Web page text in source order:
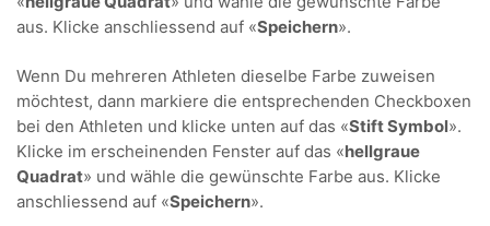
aus. Klicke anschliessend auf «Speichern».
Wenn Du mehreren Athleten dieselbe Farbe zuweisen
möchtest, dann markiere die entsprechenden Checkboxen
bei den Athleten und klicke unten auf das «Stift Symbol».
Klicke im erscheinenden Fenster auf das «hellgraue
Quadrat» und wähle die gewünschte Farbe aus. Klicke
anschliessend auf «Speichern».